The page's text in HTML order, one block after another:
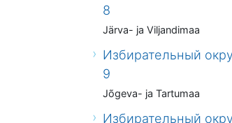
8
Järva- ja Viljandimaa
Избирательный
9
Jõgeva- ja Tartumaa
Избирательный